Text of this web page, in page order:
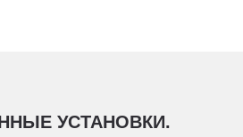
УСТАНОВКИ.